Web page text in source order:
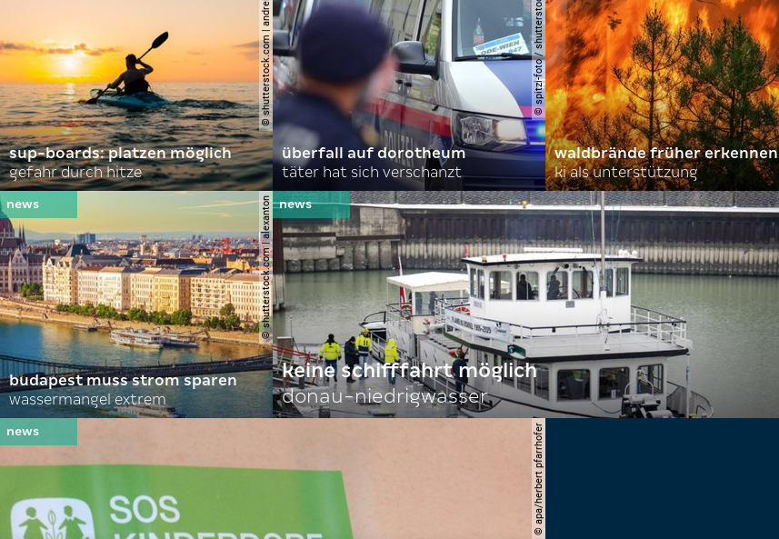
© shutterstock.com | andrei lapkin
sup-boards: platzen möglich
gefahr durch hitze
© spitzi-foto / shutterstock.com
überfall auf dorotheum
täter hat sich verschanzt
waldbrände früher erkennen
ki als unterstützung
© shutterstock.com | alexanton
budapest muss strom sparen
wassermangel extrem
keine schifffahrt möglich
donau-niedrigwasser
© apa/herbert pfarrhofer